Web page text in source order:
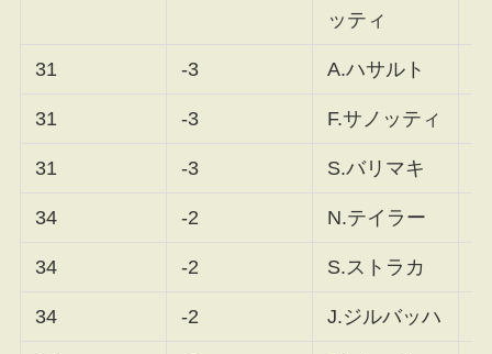
ッティ
31 -3 A.ハサルト
31 -3 F.サノッティ
31 -3 S.バリマキ
34 -2 N.テイラー
34 -2 S.ストラカ
34 -2 J.ジルバッハ